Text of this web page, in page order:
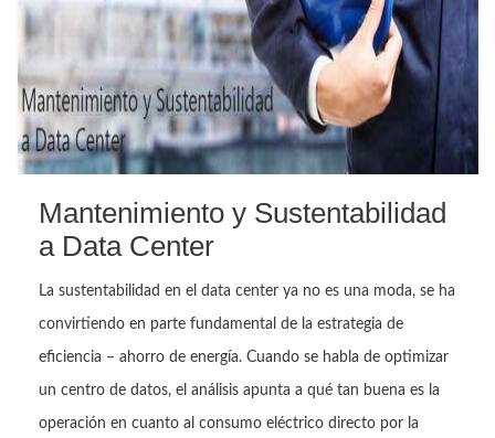
Mantenimiento y Sustentabilidad
a Data Center
La sustentabilidad en el data center ya no es una moda, se ha
convirtiendo en parte fundamental de la estrategia de
eficiencia – ahorro de energía. Cuando se habla de optimizar
un centro de datos, el análisis apunta a qué tan buena es la
operación en cuanto al consumo eléctrico directo por la